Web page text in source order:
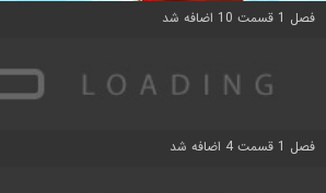
فصل 1 قسمت 10 اضافه شد
فصل 1 قسمت 4 اضافه شد